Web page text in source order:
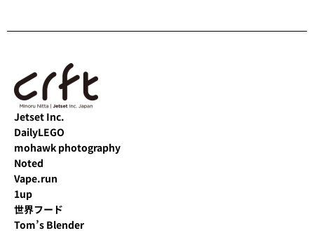
Jetset Inc.
DailyLEGO
mohawk photography
Noted
Vape.run
1up
世界フード
Tom’s Blender